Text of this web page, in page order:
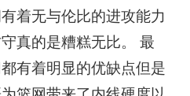
着无与伦比的进攻能力
真的是糟糕无比。 最
有着明显的优缺点但是